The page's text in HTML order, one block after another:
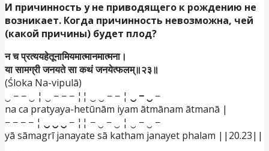
И причинность у не приводящего к рождению не
возникает. Когда причинность невозможна, чей
(какой причины) будет плод?
न च प्रत्ययहेतूनामियमात्मानमात्मना।
या सामग्री जनयते सा कथं जनयेत्फलम्॥२३॥
(Śloka Na-vipulā)
‿ − − ‿ ¦ ‿ − − − ¦¦ ‿ ‿ − − ¦ ‿ − ‿ −
na ca pratyaya-hetūnām iyam ātmānam ātmanā |
− − − − ¦ ‿ ‿ ‿ − ¦¦ − ‿ − ‿ ¦ ‿ − ‿ −
yā sāmagrī janayate sā katham janayet phalam ||20.23||